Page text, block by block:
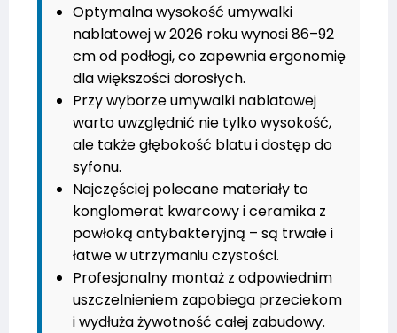
Optymalna wysokość umywalki
nablatowej w 2026 roku wynosi 86–92
cm od podłogi, co zapewnia ergonomię
dla większości dorosłych.
Przy wyborze umywalki nablatowej
warto uwzględnić nie tylko wysokość,
ale także głębokość blatu i dostęp do
syfonu.
Najczęściej polecane materiały to
konglomerat kwarcowy i ceramika z
powłoką antybakteryjną – są trwałe i
łatwe w utrzymaniu czystości.
Profesjonalny montaż z odpowiednim
uszczelnieniem zapobiega przeciekom
i wydłuża żywotność całej zabudowy.